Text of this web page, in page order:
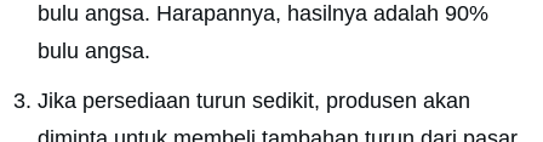
bulu angsa. Harapannya, hasilnya adalah 90%
bulu angsa.
Jika persediaan turun sedikit, produsen akan